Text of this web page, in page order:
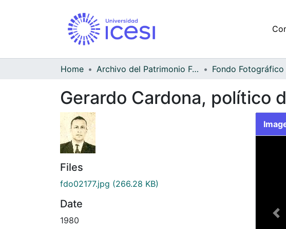
Home Archivo del Patrimonio Fotográfico y Fílmico del Valle del Cauca
Gerardo Cardona, político
Files
fdo02177.jpg (266.28 KB)
Date
1980